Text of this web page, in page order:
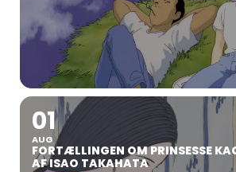
01
AUG
FORTÆLLINGEN OM PRINSESSE
AF ISAO TAKAHATA